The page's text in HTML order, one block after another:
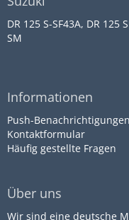
DR 125 S-SF43A, DR 125
SM
Informationen
Push-Benachrichtigungen
Kontaktformular
Häufig gestellte Fragen
Über uns
Wir sind eine deutsche